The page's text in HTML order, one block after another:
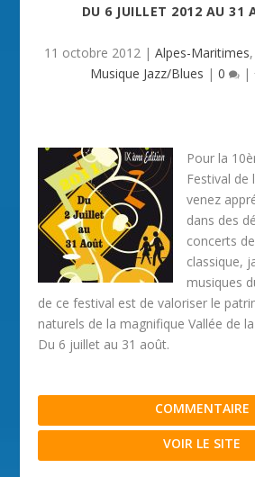
DU 6 JUILLET 2012 AU31
11 octobre 2012| Alpes-Maritimes,
Musique Jazz/Blues | 0 |
Pour la
Festival de
venez
dans des
concerts
classique,
musiques
de ce festival est de valoriser le
naturels de la magnifique Vallée de
Du 6 juillet au 31 août.
COMMENTAIRE
VOIR LE SITE